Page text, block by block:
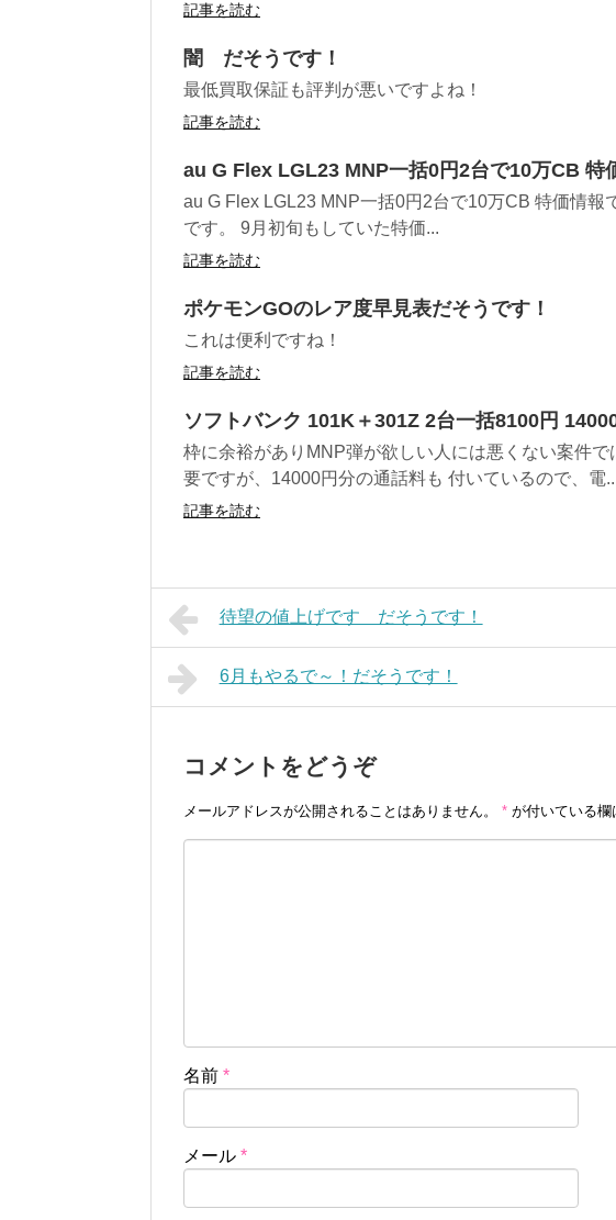
記事を読む
闇 だそうです！
最低買取保証も評判が悪いですよね！
記事を読む
au G Flex LGL23 MNP一括0円2台で10万CB 特
au G Flex LGL23 MNP一括0円2台で10万CB 特価情報
です。 9月初旬もしていた特価...
記事を読む
ポケモンGOのレア度早見表だそうです！
これは便利ですね！
記事を読む
ソフトバンク 101K＋301Z 2台一括8100円
枠に余裕がありMNP弾が欲しい人には悪くない案件
要ですが、14000円分の通話料も 付いているので、電
記事を読む
待望の値上げです だそうです！
6月もやるで～！だそうです！
コメントをどうぞ
メールアドレスが公開されることはありません。 * が付いている欄
名前 *
メール *